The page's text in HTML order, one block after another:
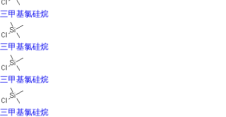
有刺激臭味，在空气中暴露，易和潮气反应产生氯化氢。
硅-卤键化合物。在工业上，已形成规模生产能力，一般采
用氯甲烷和硅粉在催化剂作用下直接合成，经分馏得到纯
品。 [1]
中文名 三甲基氯硅烷 英文名 trimethyl chlorosilane 化学式
C3H9ClSi 分子量 108.64 CAS登录号 75-77-4 熔 点 -40℃
沸 点 57.3℃ 密 度 0.857g/cm3 外 观 无色溶液 闪 点
-18℃
三甲基氯硅烷
三甲基氯硅烷
三甲基氯硅烷
三甲基氯硅烷